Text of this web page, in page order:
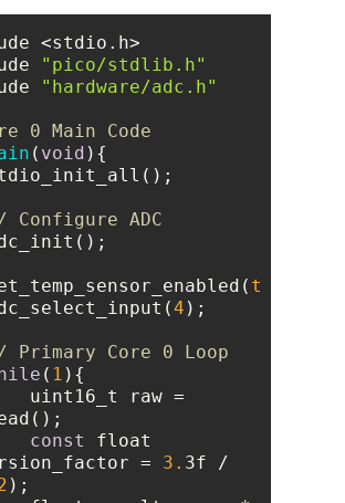
"pico/stdlib.h"
"hardware/adc.h"
0 Main Code
( void )
Configure ADC
true
adc_select_input(
4
Primary Core 0 Loop
( 1
const
float
= 3. 3f /